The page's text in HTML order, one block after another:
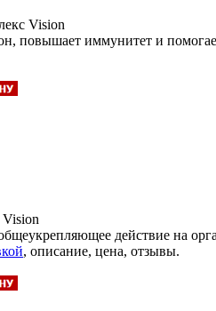
Vision
повышает иммунитет и
действие на
, описание, цена, отзывы.